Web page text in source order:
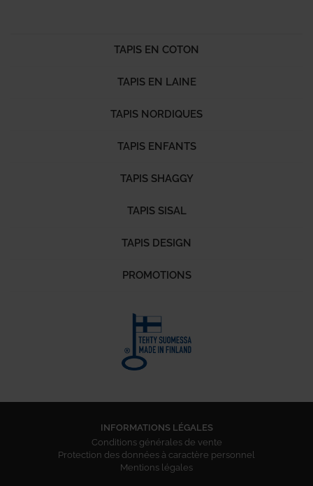
TAPIS EN COTON
TAPIS EN LAINE
TAPIS NORDIQUES
TAPIS ENFANTS
TAPIS SHAGGY
TAPIS SISAL
TAPIS DESIGN
PROMOTIONS
INFORMATIONS LÉGALES
Conditions générales de vente
Protection des données à caractère personnel
Mentions légales